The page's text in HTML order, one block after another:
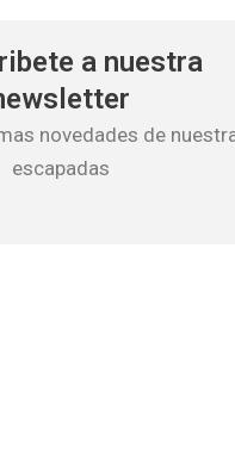
a nuestra
novedades de
escapadas